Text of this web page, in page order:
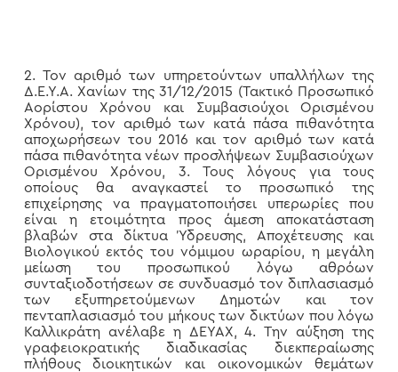
2. Τον αριθμό των υπηρετούντων υπαλλήλων της
Δ.Ε.Υ.Α. Χανίων της 31/12/2015 (Τακτικό Προσωπικό
Αορίστου Χρόνου και Συμβασιούχοι Ορισμένου
Χρόνου), τον αριθμό των κατά πάσα πιθανότητα
αποχωρήσεων του 2016 και τον αριθμό των κατά
πάσα πιθανότητα νέων προσλήψεων Συμβασιούχων
Ορισμένου Χρόνου, 3. Τους λόγους για τους
οποίους θα αναγκαστεί το προσωπικό της
επιχείρησης να πραγματοποιήσει υπερωρίες που
είναι η ετοιμότητα προς άμεση αποκατάσταση
βλαβών στα δίκτυα Ύδρευσης, Αποχέτευσης και
Βιολογικού εκτός του νόμιμου ωραρίου, η μεγάλη
μείωση του προσωπικού λόγω αθρόων
συνταξιοδοτήσεων σε συνδυασμό τον διπλασιασμό
των εξυπηρετούμενων Δημοτών και τον
πενταπλασιασμό του μήκους των δικτύων που λόγω
Καλλικράτη ανέλαβε η ΔΕΥΑΧ, 4. Την αύξηση της
γραφειοκρατικής διαδικασίας διεκπεραίωσης
πλήθους διοικητικών και οικονομικών θεμάτων